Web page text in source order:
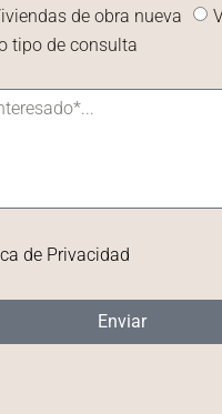
de obra nueva
tipo de consulta
de Privacidad
Enviar